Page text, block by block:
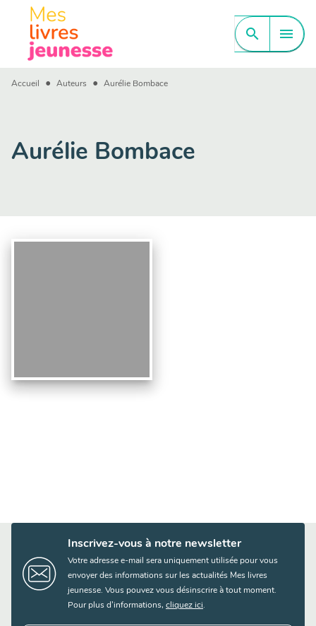
MENU CONTENU
PIED DE PAGE
search menu
Accueil • Auteurs • Aurélie Bombace
Aurélie Bombace
Inscrivez-vous à notre newsletter
Votre adresse e-mail sera uniquement utilisée pour vous
envoyer des informations sur les actualités Mes livres
jeunesse. Vous pouvez vous désinscrire à tout moment.
Pour plus d’informations, cliquez ici.